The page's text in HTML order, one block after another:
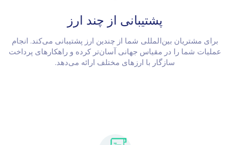
پشتیبانی از چند ارز
برای مشتریان بین‌المللی شما از چندین ارز پشتیبانی می‌کند. انجام
عملیات شما را در مقیاس جهانی آسان‌تر کرده و راهکارهای پرداخت
سازگار با ارزهای مختلف ارائه می‌دهد.